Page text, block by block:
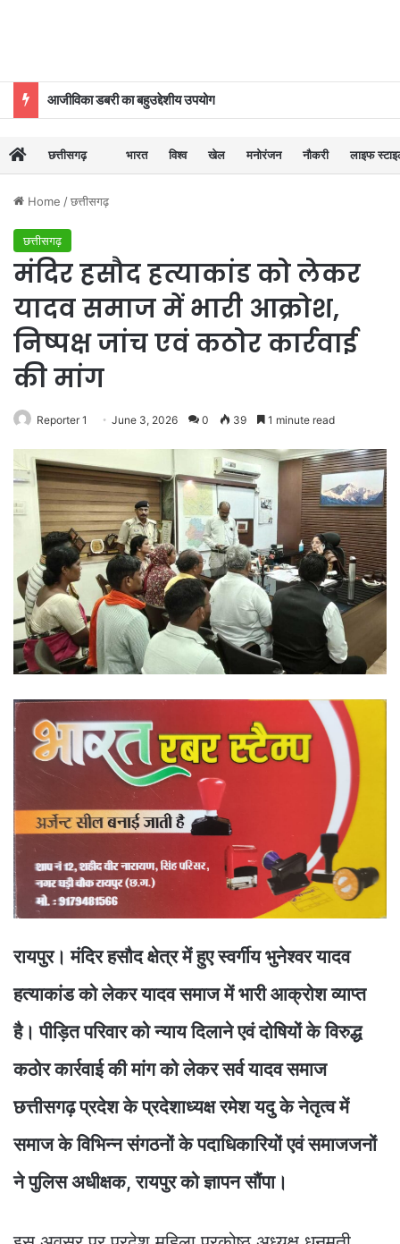
आजीविका डबरी का बहुउद्देशीय उपयोग
छत्तीसगढ़ भारत विश्व खेल मनोरंजन नौकरी लाइफ
Home /छत्तीसगढ़
छत्तीसगढ़
मंदिर हसौद हत्याकांड को लेकर
यादव समाज में भारी आक्रोश,
निष्पक्ष जांच एवं कठोर कार्रवाई
की मांग
Reporter 1 June 3, 2026 0 39 1 minute read
रायपुर। मंदिर हसौद क्षेत्र में हुए स्वर्गीय भुनेश्वर यादव
हत्याकांड को लेकर यादव समाज में भारी आक्रोश व्याप्त
है। पीड़ित परिवार को न्याय दिलाने एवं दोषियों के विरुद्ध
कठोर कार्रवाई की मांग को लेकर सर्व यादव समाज
छत्तीसगढ़ प्रदेश के प्रदेशाध्यक्ष रमेश यदु के नेतृत्व में
समाज के विभिन्न संगठनों के पदाधिकारियों एवं समाजजनों
ने पुलिस अधीक्षक, रायपुर को ज्ञापन सौंपा।